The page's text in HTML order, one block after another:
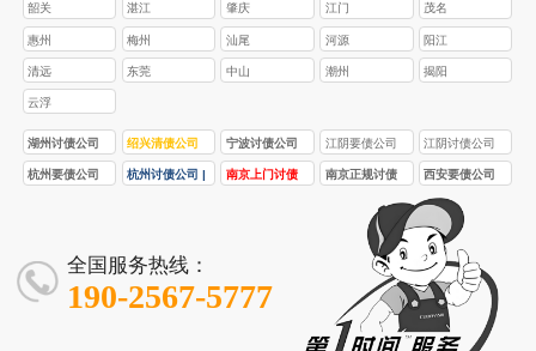
韶关 湛江 肇庆 江门 茂名
惠州 梅州 汕尾 河源 阳江
清远 东莞 中山 潮州 揭阳
云浮
湖州讨债公司 绍兴清债公司 宁波讨债公司 江阴要债公司 江阴讨债公司
杭州要债公司
难题
杭州讨债公司 |
纠纷
南京上门讨债
南京正规讨债
西安要债公司
全国服务热线：
190-2567-5777